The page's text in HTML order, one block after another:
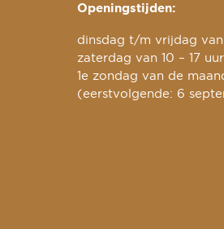
Openingstijden:
dinsdag t/m vrijdag van
zaterdag van 10 – 17 uur
1e zondag van de
(eerstvolgende: 6